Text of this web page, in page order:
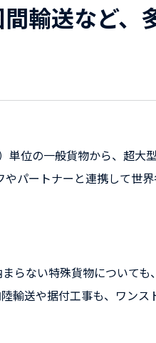
輸送など、
位の一般貨物から、超大
パートナーと連携して世界
らない特殊貨物について
輸送や据付工事も、ワンス